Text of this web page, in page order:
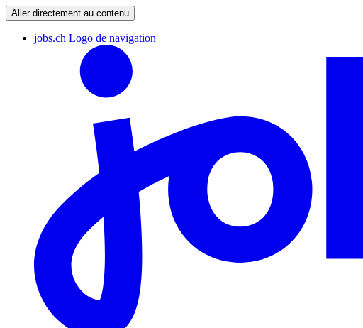
Aller directement au contenu
jobs.ch Logo de navigation